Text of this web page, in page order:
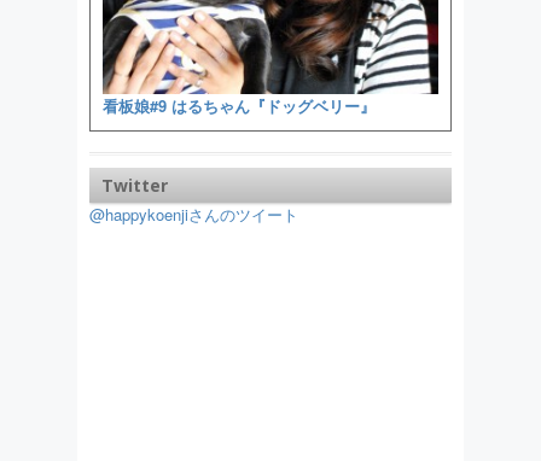
看板娘#9 はるちゃん『ドッグベリー』
Twitter
@happykoenjiさんのツイート